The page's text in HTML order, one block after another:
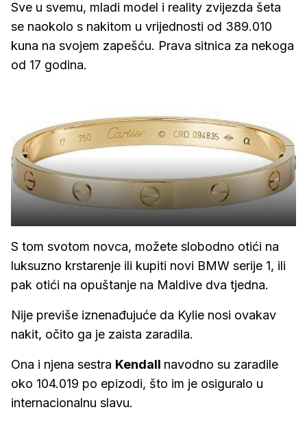
Sve u svemu, mladi model i reality zvijezda šeta
se naokolo s nakitom u vrijednosti od 389.010
kuna na svojem zapešću. Prava sitnica za nekoga
od 17 godina.
S tom svotom novca, možete slobodno otići na
luksuzno krstarenje ili kupiti novi BMW serije 1, ili
pak otići na opuštanje na Maldive dva tjedna.
Nije previše iznenađujuće da Kylie nosi ovakav
nakit, očito ga je zaista zaradila.
Ona i njena sestra Kendall navodno su zaradile
oko 104.019 po epizodi, što im je osiguralo u
internacionalnu slavu.